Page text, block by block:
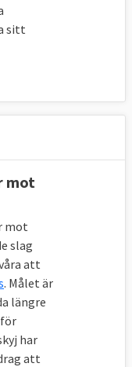
sitt
mot
mot
slag
att
. Målet är
längre
har
att